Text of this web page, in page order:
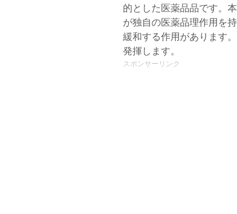
的とした医薬品品です。
が独自の医薬品理作用を
緩和する作用があります
発揮します。
スポンサーリンク